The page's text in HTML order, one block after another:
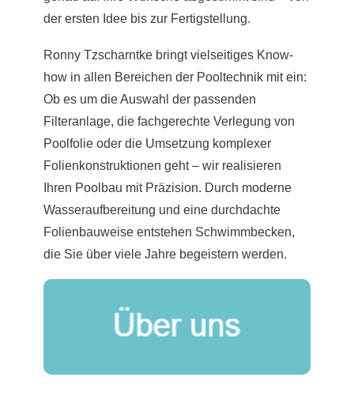
der ersten Idee bis zur Fertigstellung.
Ronny Tzscharntke bringt vielseitiges Know-
how in allen Bereichen der Pooltechnik mit ein:
Ob es um die Auswahl der passenden
Filteranlage, die fachgerechte Verlegung von
Poolfolie oder die Umsetzung komplexer
Folienkonstruktionen geht – wir realisieren
Ihren Poolbau mit Präzision. Durch moderne
Wasseraufbereitung und eine durchdachte
Folienbauweise entstehen Schwimmbecken,
die Sie über viele Jahre begeistern werden.